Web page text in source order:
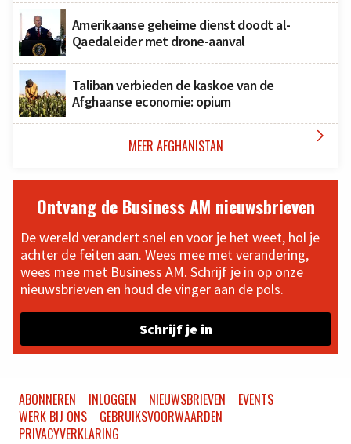
Amerikaanse geheime dienst doodt al-
Qaedaleider met drone-aanval
Taliban verbieden de kaskoe van de
Afghaanse economie: opium
MEER AFGHANISTAN 
Ontvang de Business AM nieuwsbrieven
De wereld verandert snel en voor je het weet, hol je
achter de feiten aan. Wees mee met verandering,
wees mee met Business AM. Schrijf je in op onze
nieuwsbrieven en houd de vinger aan de pols.
Schrijf je in
ABONNEREN INLOGGEN NIEUWSBRIEVEN
EVENTS
WERK BIJ ONS
GEBRUIKSVOORWAARDEN
PRIVACYVERKLARING